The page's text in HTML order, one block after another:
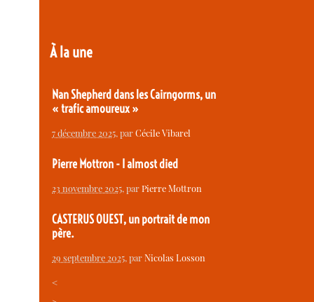
À la une
Nan Shepherd dans les Cairngorms, un
« trafic amoureux »
7 décembre 2025, parCécile Vibarel
Pierre Mottron - I almost died
23 novembre 2025, parPierre Mottron
CASTERUS OUEST, un portrait de mon
père.
29 septembre 2025, parNicolas Losson
<